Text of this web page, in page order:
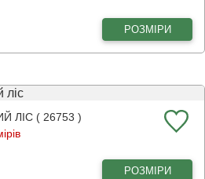
РОЗМІРИ
ЛІС ( 26753 )
РОЗМІРИ